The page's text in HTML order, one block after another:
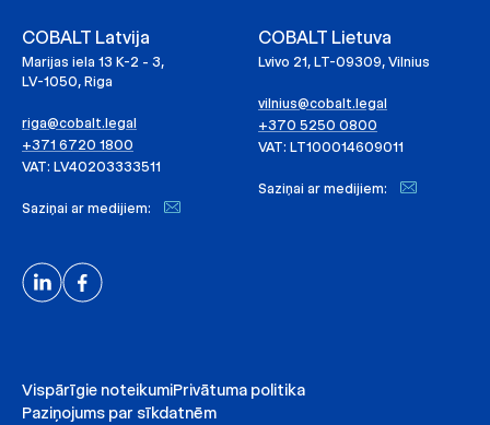
COBALT Latvija
Marijas iela 13 K-2 - 3,
LV-1050, Riga
riga@cobalt.legal
+371 6720 1800
VAT: LV40203333511
Saziņai ar medijiem:
COBALT Lietuva
Lvivo 21, LT-09309, Vilnius
vilnius@cobalt.legal
+370 5250 0800
VAT: LT100014609011
Saziņai ar medijiem:
Vispārīgie noteikumiPrivātuma politika
Paziņojums par sīkdatnēm